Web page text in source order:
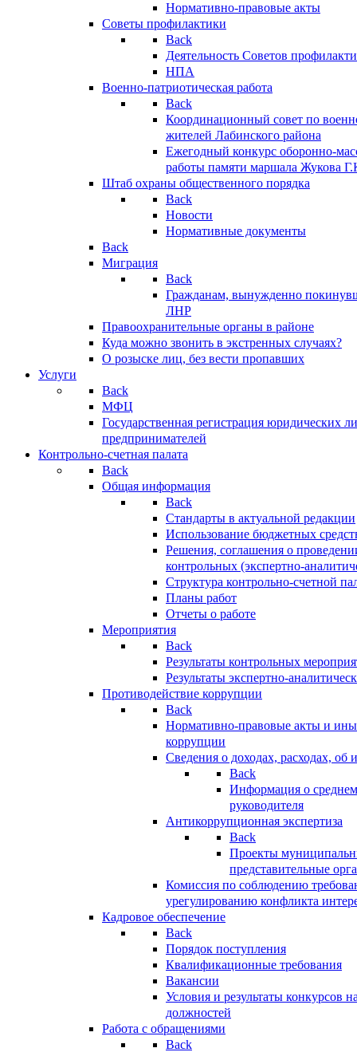
Нормативно-правовые акты
Советы профилактики
Back
Деятельность Советов
НПА
Военно-патриотическая работа
Back
Координационный совет по
жителей Лабинского района
Ежегодный конкурс оборонно-
работы памяти маршала Жукова
Штаб охраны общественного порядка
Back
Новости
Нормативные документы
Back
Миграция
Back
Гражданам, вынужденно
ЛНР
Правоохранительные органы в районе
Куда можно звонить в экстренных случаях?
О розыске лиц, без вести пропавших
Услуги
Back
МФЦ
Государственная регистрация юридических
предпринимателей
Контрольно-счетная палата
Back
Общая информация
Back
Стандарты в актуальной редакции
Использование бюджетных
Решения, соглашения о
контрольных (экспертно-
Структура контрольно-счетной
Планы работ
Отчеты о работе
Мероприятия
Back
Результаты контрольных
Результаты экспертно-
Противодействие коррупции
Back
Нормативно-правовые акты и
коррупции
Сведения о доходах, расходах, об
Back
Информация о
руководителя
Антикоррупционная экспертиза
Back
Проекты
представительные
Комиссия по соблюдению
урегулированию конфликта
Кадровое обеспечение
Back
Порядок поступления
Квалификационные требования
Вакансии
Условия и результаты конкурсов
должностей
Работа с обращениями
Back